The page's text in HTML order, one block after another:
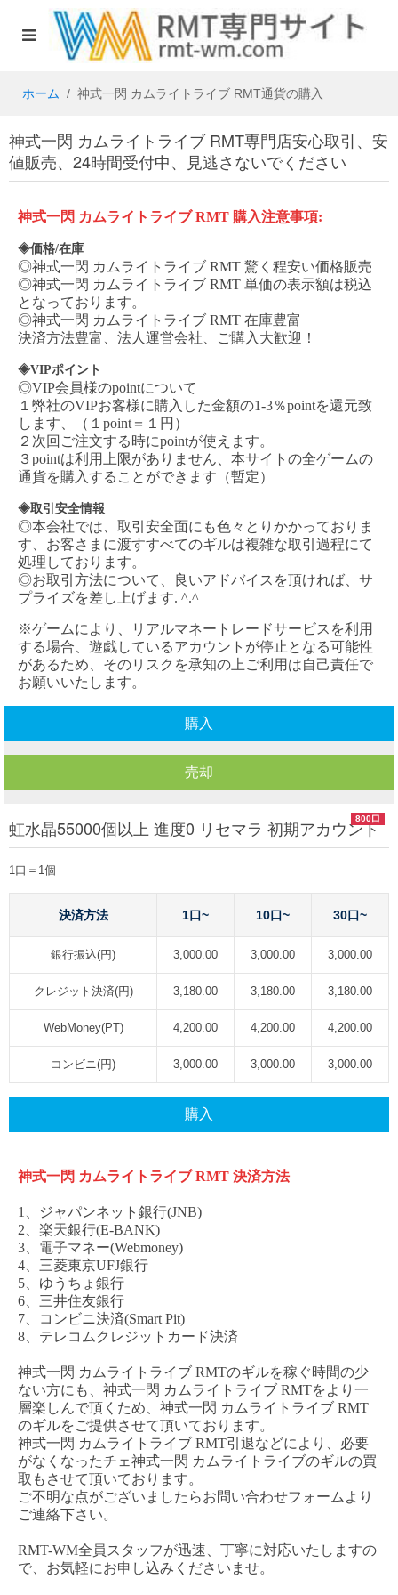
ホーム 神式一閃 カムライトライブ RMT通貨の購入
神式一閃 カムライトライブ RMT専門店安心取引、安
値販売、24時間受付中、見逃さないでください
神式一閃 カムライトライブRMT 購入注意事項:
◈価格/在庫
◎神式一閃 カムライトライブ RMT 驚く程安い価格販売
◎神式一閃 カムライトライブ RMT 単価の表示額は税込
となっております。
◎神式一閃 カムライトライブ RMT 在庫豊富
決済方法豊富、法人運営会社、ご購入大歓迎！
◈VIPポイント
◎VIP会員様のpointについて
１弊社のVIPお客様に購入した金額の1-3％pointを還元致
します、（１point＝１円）
２次回ご注文する時にpointが使えます。
３pointは利用上限がありません、本サイトの全ゲームの
通貨を購入することができます（暫定）
◈取引安全情報
◎本会社では、取引安全面にも色々とりかかっておりま
す、お客さまに渡すすべてのギルは複雑な取引過程にて
処理しております。
◎お取引方法について、良いアドバイスを頂ければ、サ
プライズを差し上げます. ^.^
※ゲームにより、リアルマネートレードサービスを利用
する場合、遊戯しているアカウントが停止となる可能性
があるため、そのリスクを承知の上ご利用は自己責任で
お願いいたします。
購入
売却
800口
虹水晶55000個以上 進度0 リセマラ 初期アカウント
1口＝1個
決済方法 1口~ 10口~ 30口~
銀行振込(円) 3,000.00 3,000.00 3,000.00
クレジット決済(円) 3,180.00 3,180.00 3,180.00
WebMoney(PT) 4,200.00 4,200.00 4,200.00
コンビニ(円) 3,000.00 3,000.00 3,000.00
購入
神式一閃 カムライトライブ RMT 決済方法
1、ジャパンネット銀行(JNB)
2、楽天銀行(E-BANK)
3、電子マネー(Webmoney)
4、三菱東京UFJ銀行
5、ゆうちょ銀行
6、三井住友銀行
7、コンビニ決済(Smart Pit)
8、テレコムクレジットカード決済
神式一閃 カムライトライブ RMTのギルを稼ぐ時間の少
ない方にも、 神式一閃 カムライトライブ RMTをより一
層楽しんで頂くため、 神式一閃 カムライトライブ RMT
のギルをご提供させて頂いております。
神式一閃 カムライトライブ RMT引退などにより、必要
がなくなったチェ神式一閃 カムライトライブのギルの買
取もさせて頂いております。
ご不明な点がございましたらお問い合わせフォームより
ご連絡下さい。
RMT-WM全員スタッフが迅速、丁寧に対応いたしますの
で、お気軽にお申し込みくださいませ。